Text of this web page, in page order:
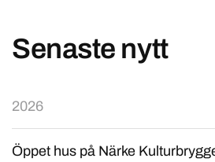
Senaste nytt
2026
Öppet hus på Närke